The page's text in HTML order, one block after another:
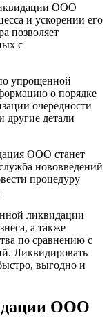
ООО
и ускорении его
позволяет
с
упрощенной
о порядке
очередности
другие детали
ООО станет
нововведений
процедуру
ликвидации
а также
по сравнению с
Ликвидировать
выгодно и
ООО